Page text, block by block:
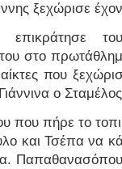
ξεχώρισε
του στο
που
ο
που πήρε το
και Τσέπα να